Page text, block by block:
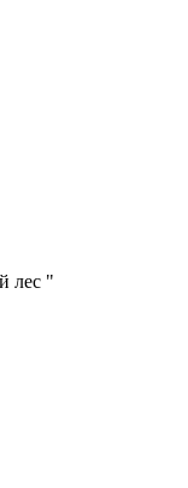
лес "